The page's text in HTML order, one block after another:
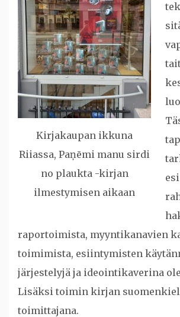
Kirjakaupan ikkuna
Riiassa, Paņēmi manu sirdi
no plaukta -kirjan
ilmestymisen aikaan
raportoimista, myyntikanavien
toimimista, esiintymisten
järjestelyjä ja ideointikaverina
Lisäksi toimin kirjan
toimittajana.